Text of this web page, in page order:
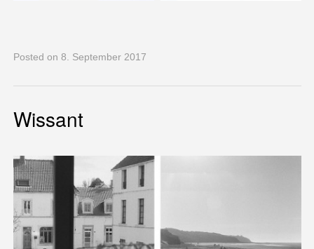
Posted on 8. September 2017
Wissant